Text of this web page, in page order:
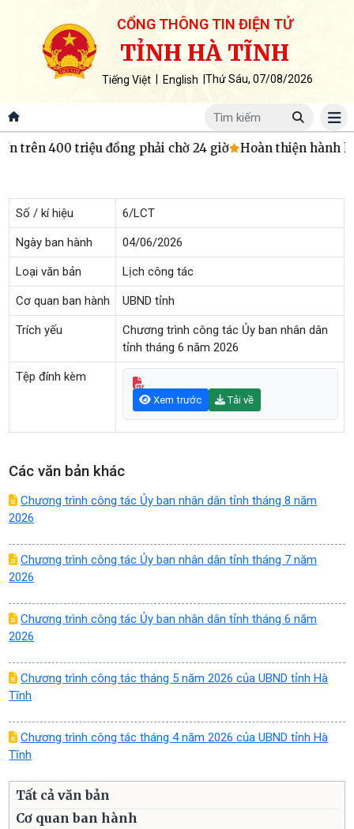
CỔNG THÔNG TIN ĐIỆN TỬ
TỈNH HÀ TĨNH
Tiếng Việt English Thứ Sáu, 07/08/2026
trên 400 triệu đồng phải chờ 24 giờ Hoàn thiện hành
Số / kí hiệu 6/LCT
Ngày ban hành 04/06/2026
Loại văn bản Lịch công tác
Cơ quan ban hành UBND tỉnh
Trích yếu
Chương trình công tác Ủy ban nhân dân
tỉnh tháng 6 năm 2026
Tệp đính kèm
Xem trước Tải về
Các văn bản khác
Chương trình công tác Ủy ban nhân dân tỉnh tháng 8 năm
2026
Chương trình công tác Ủy ban nhân dân tỉnh tháng 7 năm
2026
Chương trình công tác Ủy ban nhân dân tỉnh tháng 6 năm
2026
Chương trình công tác tháng 5 năm 2026 của UBND tỉnh Hà
Tĩnh
Chương trình công tác tháng 4 năm 2026 của UBND tỉnh Hà
Tĩnh
Tất cả văn bản
Cơ quan ban hành